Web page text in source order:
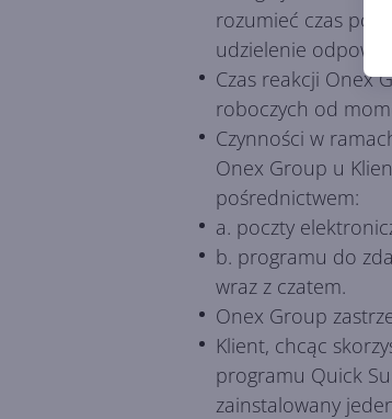
rozumieć czas
udzielenie
Czas reakcji Onex
roboczych od
Czynności w
Onex Group u
pośrednictwem:
a. poczty
b. programu do
wraz z czatem.
Onex Group
Klient, chcąc
programu Quick
zainstalowany